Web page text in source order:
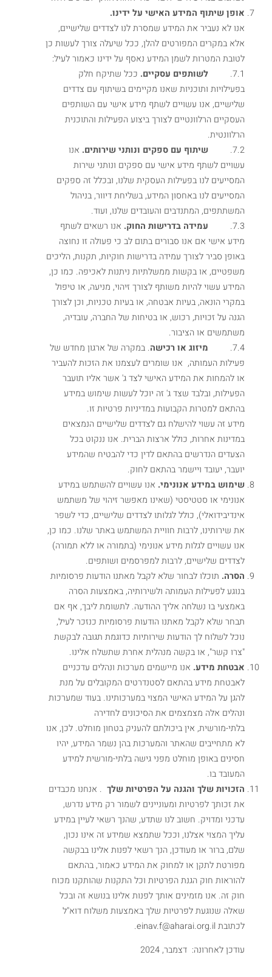
אופן שיתוף המידע האישי על ידינו.
אנו לא נעביר את המידע שמסרת לנו לצדדים שלישיים,
אלא במקרים המפורטים להלן, ככל שיעלה צורך לעשות כן
לטובת המטרות לשמן המידע נאסף על ידינו כאמור לעיל:
7.1.
לשותפים עסקיים. ככל שתיקח חלק
בפעילויות ותוכניות שאנו מקיימים בשיתוף עם צדדים
שלישיים, אנו עשויים לשתף מידע אישי עם השותפים
העסקיים הרלוונטיים לצורך ביצוע הפעילות והתוכנית
הרלוונטית.
7.2.
שיתוף עם ספקים ונותני שירותים. אנו
עשויים לשתף מידע אישי עם ספקים ונותני שירות
המסייעים לנו בפעילות העסקית שלנו, ובכלל זה ספקים
המסייעים לנו באחסון המידע, בשליחת דיוור, בניהול
המשתתפים, המתנדבים והעובדים שלנו, ועוד.
7.3.
עמידה בדרישות החוק. אנו רשאים לשתף
מידע אישי אם אנו סבורים בתום לב כי פעולה זו נחוצה
באופן סביר לצורך עמידה בדרישות חוקיות, תקנות, הליכים
משפטיים, או בקשות ממשלתיות ניתנות לאכיפה. כמו כן,
המידע עשוי להיות משותף לצורך זיהוי, מניעה, או טיפול
במקרי הונאה, בעיות אבטחה, או בעיות טכניות, וכן לצורך
הגנה על זכויות, רכוש, או בטיחות של החברה, עובדיה,
משתמשים או הציבור.
7.4.
מיזוג או רכישה. במקרה של ארגון מחדש של
פעילות העמותה, אנו שומרים לעצמנו את הזכות להעביר
או להמחות את המידע האישי לצד ג' אשר אליו תועבר
הפעילות, ובלבד שצד ג' זה יוכל לעשות שימוש במידע
בהתאם למטרות הקבועות במדיניות פרטיות זו.
מידע זה עשוי להישלח גם לצדדים שלישיים הנמצאים
במדינות אחרות, כולל ארצות הברית. אנו ננקוט בכל
הצעדים הנדרשים בהתאם לדין כדי להבטיח שהמידע
יועבר, יעובד ויישמר בהתאם לחוק.
שימוש במידע אנונימי. אנו עשויים להשתמש במידע
אנונימי או סטטיסטי (שאינו מאפשר זיהוי של משתמש
אינדיבידואלי), כולל לגלותו לצדדים שלישיים, כדי לשפר
את שירותינו, לרבות חוויית המשתמש באתר שלנו. כמו כן,
אנו עשויים לגלות מידע אנונימי (בתמורה או ללא תמורה)
לצדדים שלישיים, לרבות למפרסמים ושותפים.
הסרה. תוכלו לבחור שלא לקבל מאתנו הודעות פרסומיות
בנוגע לפעילות העמותה ולשירותיה, באמצעות הסרה
באמצעי בו נשלחה אליך ההודעה. לתשומת ליבך, אף אם
תבחר שלא לקבל מאתנו הודעות פרסומיות כנזכר לעיל,
נוכל לשלוח לך הודעות שירותיות כדוגמת תגובה לבקשת
"צרו קשר", או בקשה מנהלית אחרת שתשלח אלינו.
אבטחת מידע. אנו מיישמים מערכות ונהלים עדכניים
לאבטחת מידע בהתאם לסטנדרטים המקובלים על מנת
להגן על המידע האישי המצוי במערכותינו. בעוד שמערכות
ונהלים אלה מצמצמים את הסיכונים לחדירה
בלתי-מורשית, אין ביכולתם להעניק בטחון מוחלט. לכן, אנו
לא מתחייבים שהאתר והמערכות בהן נשמר המידע, יהיו
חסינים באופן מוחלט מפני גישה בלתי-מורשית למידע
המעובד בו.
הזכויות שלך והגנה על הפרטיות שלך. אנחנו מכבדים
את זכותך לפרטיות ומעוניינים לשמור רק מידע נדרש,
עדכני ומדויק. חשוב לנו שתדע, שהנך רשאי לעיין במידע
עליך המצוי אצלנו, וככל שתמצא שמידע זה אינו נכון,
שלם, ברור או מעודכן, הנך רשאי לפנות אלינו בבקשה
מפורטת לתקן או למחוק את המידע כאמור, בהתאם
להוראות חוק הגנת הפרטיות וכל התקנות שהותקנו מכוח
חוק זה. אנו מזמינים אותך לפנות אלינו בנושא זה ובכל
שאלה שנוגעת לפרטיות שלך באמצעות משלוח דוא"ל
לכתובת einav.f@aharai.org.il.
עודכן לאחרונה: דצמבר, 2024